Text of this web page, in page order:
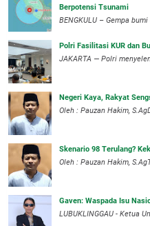
Berpotensi Tsunami
BENGKULU – Gempa
Polri Fasilitasi KUR dan
JAKARTA — Polri
Negeri Kaya, Rakyat
Oleh : Pauzan Hakim,
Skenario 98 Terulang?
Oleh : Pauzan Hakim,
Gaven: Waspada Isu
LUBUKLINGGAU - Ketua